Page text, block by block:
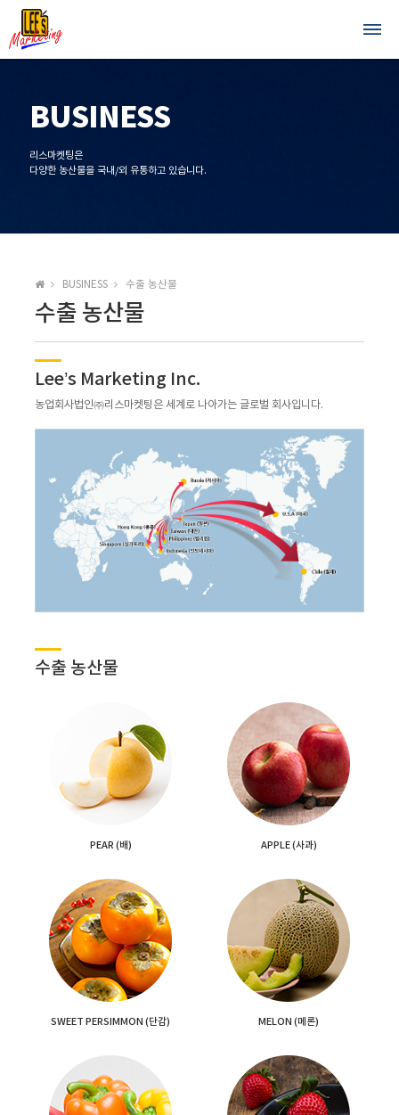
o
BUSINESS
리스마켓팅은
다양한 농산물을 국내/외 유통하고 있습니다.
H
m
BUSINESS 수출 농산물
수출 농산물
Lee’s Marketing Inc.
농업회사법인㈜리스마켓팅은 세계로 나아가는 글로벌 회사입니다.
수출 농산물
PEAR (배) APPLE(사과)
SWEET PERSIMMON (단감) MELON (메론)